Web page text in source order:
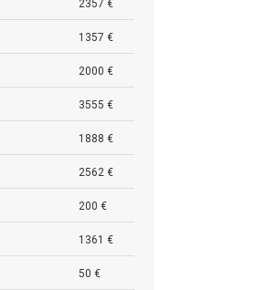
2357 €
1357 €
2000 €
3555 €
1888 €
2562 €
200 €
1361 €
50 €